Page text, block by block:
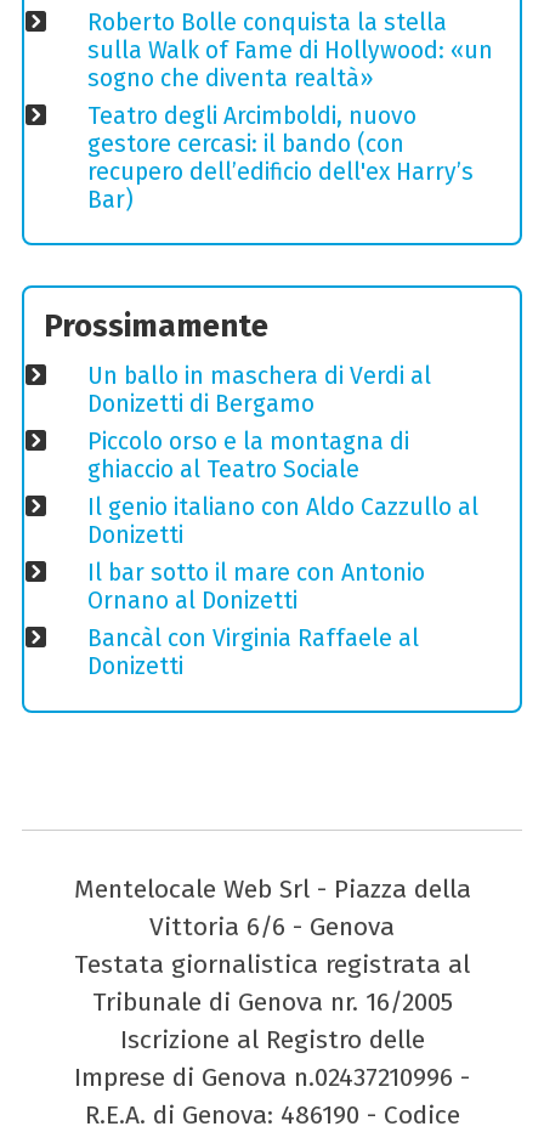
Roberto Bolle conquista la stella
sulla Walk of Fame di Hollywood: «un
sogno che diventa realtà»
Teatro degli Arcimboldi, nuovo
gestore cercasi: il bando (con
recupero dell’edificio dell'ex Harry’s
Bar)
Prossimamente
Un ballo in maschera di Verdi al
Donizetti di Bergamo
Piccolo orso e la montagna di
ghiaccio al Teatro Sociale
Il genio italiano con Aldo Cazzullo al
Donizetti
Il bar sotto il mare con Antonio
Ornano al Donizetti
Bancàl con Virginia Raffaele al
Donizetti
Mentelocale Web Srl - Piazza della
Vittoria 6/6 - Genova
Testata giornalistica registrata al
Tribunale di Genova nr. 16/2005
Iscrizione al Registro delle
Imprese di Genova n.02437210996 -
R.E.A. di Genova: 486190 - Codice